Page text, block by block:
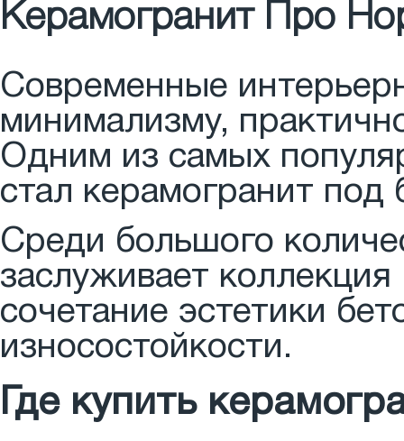
Керамогранит Про
Современные
минимализму,
Одним из самых
стал керамогранит под
Среди большого
заслуживает коллекция
сочетание эстетики
износостойкости.
Где купить